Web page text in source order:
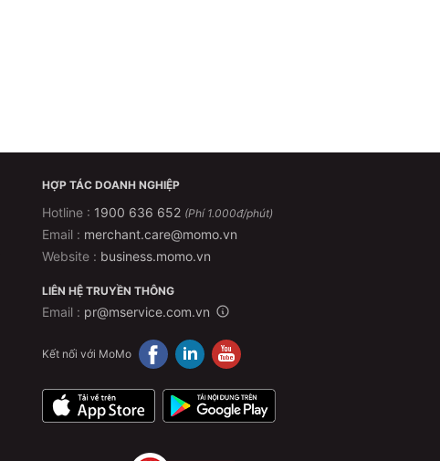
HỢP TÁC DOANH NGHIỆP
Hotline : 1900 636 652 (Phí 1.000đ/phút)
Email : merchant.care@momo.vn
Website : business.momo.vn
LIÊN HỆ TRUYỀN THÔNG
Email : pr@mservice.com.vn
Kết nối với MoMo